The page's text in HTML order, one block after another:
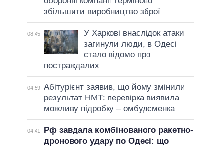
збільшити виробництво зброї
08:45
У Харкові внаслідок атаки
загинули люди, в Одесі
стало відомо про
постраждалих
04:59 Абітурієнт заявив, що йому змінили
результат НМТ: перевірка виявила
можливу підробку – омбудсменка
04:41
Рф завдала комбінованого ракетно-
дронового удару по Одесі: що